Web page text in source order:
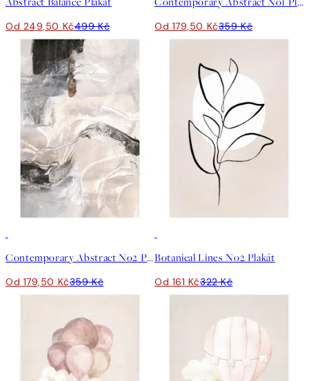
Od 249,50 Kč499 Kč Od 179,50 Kč359 Kč
Contemporary Abstract No2 Plakát
Od 179,50 Kč359 Kč
Botanical Lines No2 Plakát
Od 161 Kč322 Kč